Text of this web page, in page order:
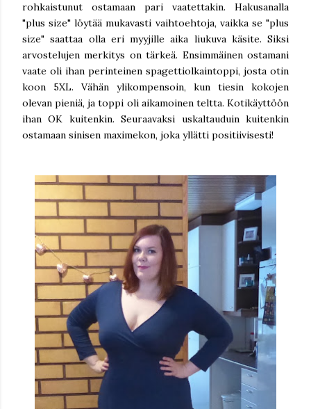
rohkaistunut ostamaan pari vaatettakin. Hakusanalla
"plus size" löytää mukavasti vaihtoehtoja, vaikka se "plus
size" saattaa olla eri myyjille aika liukuva käsite. Siksi
arvostelujen merkitys on tärkeä. Ensimmäinen ostamani
vaate oli ihan perinteinen spagettiolkaintoppi, josta otin
koon 5XL. Vähän ylikompensoin, kun tiesin kokojen
olevan pieniä, ja toppi oli aikamoinen teltta. Kotikäyttöön
ihan OK kuitenkin. Seuraavaksi uskaltauduin kuitenkin
ostamaan sinisen maximekon, joka yllätti positiivisesti!